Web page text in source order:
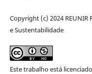
Copyright (c) 2024
e Sustentabilidade
Este trabalho está